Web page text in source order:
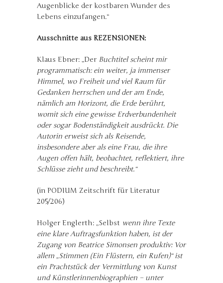
Augenblicke der kostbaren Wunder des
Lebens einzufangen.“
Ausschnitte aus REZENSIONEN:
Klaus Ebner: „Der Buchtitel scheint mir
programmatisch: ein weiter, ja immenser
Himmel, wo Freiheit und viel Raum für
Gedanken herrschen und der am Ende,
nämlich am Horizont, die Erde berührt,
womit sich eine gewisse Erdverbundenheit
oder sogar Bodenständigkeit ausdrückt. Die
Autorin erweist sich als Reisende,
insbesondere aber als eine Frau, die ihre
Augen offen hält, beobachtet, reflektiert, ihre
Schlüsse zieht und beschreibt.“
(in PODIUM Zeitschrift für Literatur
205/206)
Holger Englerth: „Selbst wenn ihre Texte
eine klare Auftragsfunktion haben, ist der
Zugang von Beatrice Simonsen produktiv: Vor
allem „Stimmen (Ein Flüstern, ein Rufen)“ ist
ein Prachtstück der Vermittlung von Kunst
und Künstlerinnenbiographien – unter